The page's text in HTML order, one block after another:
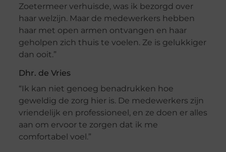
Zoetermeer verhuisde, was ik bezorgd over
haar welzijn. Maar de medewerkers hebben
haar met open armen ontvangen en haar
geholpen zich thuis te voelen. Ze is gelukkiger
dan ooit.”
Dhr. de Vries
“Ik kan niet genoeg benadrukken hoe
geweldig de zorg hier is. De medewerkers zijn
vriendelijk en professioneel, en ze doen er alles
aan om ervoor te zorgen dat ik me
comfortabel voel.”